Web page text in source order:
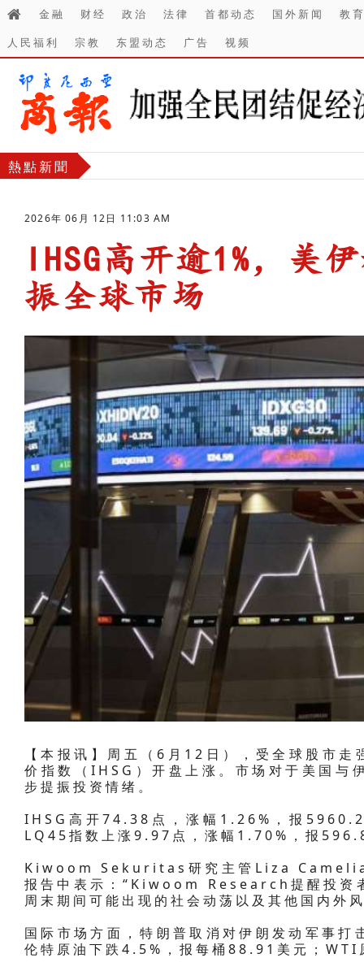
金融 财经 政治 法律 首都动态 国外新闻
教
人民福利
宗教 东盟动态 广告 视频
熱點新聞
2026年 06月 12日 11:03 AM
IHSG高开逾1%，美
振全球市场
【本报讯】周五（6月12日），受全球股市
价指数（IHSG）开盘上涨。市场对于美国与
步提振投资情绪。
IHSG高开74.38点，涨幅1.26%，报
LQ45指数上涨9.97点，涨幅1.70%，报
Kiwoom Sekuritas研究主管Liza
报告中表示：“Kiwoom Research提醒投资
周末期间可能出现的社会动荡以及其他国内外
国际市场方面，特朗普取消对伊朗发动军事
伦特原油下跌4.5%，报每桶88.91美元；